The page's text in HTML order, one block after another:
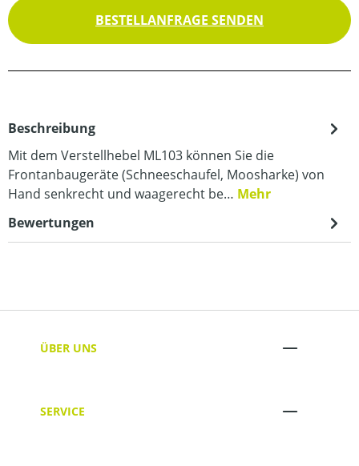
BESTELLANFRAGE SENDEN
Beschreibung
Mit dem Verstellhebel ML103 können Sie die
Frontanbaugeräte (Schneeschaufel, Moosharke) von
Hand senkrecht und waagerecht be… Mehr
Bewertungen
ÜBER UNS
SERVICE